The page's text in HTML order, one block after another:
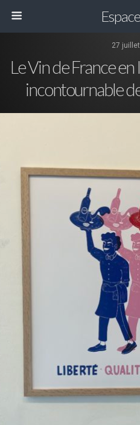
27
Le Vin de France en
incontournable